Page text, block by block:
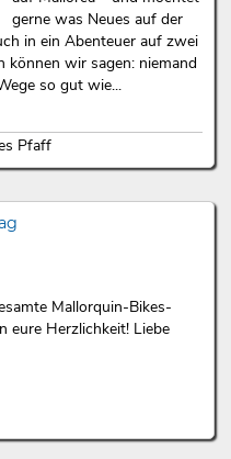
gerne was Neues auf der
in ein Abenteuer auf zwei
können wir sagen: niemand
so gut wie...
Pfaff
Mallorquin-Bikes-
eure Herzlichkeit! Liebe